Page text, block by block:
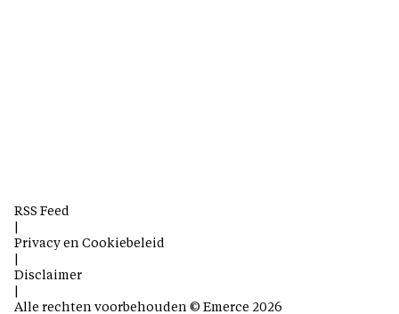
RSS Feed
Privacy en Cookiebeleid
Disclaimer
Alle rechten voorbehouden © Emerce 2026